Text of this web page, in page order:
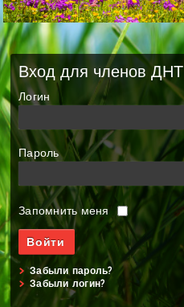
Вход для членов ДНТ
Логин
Пароль
Запомнить меня
Забыли пароль?
Забыли логин?